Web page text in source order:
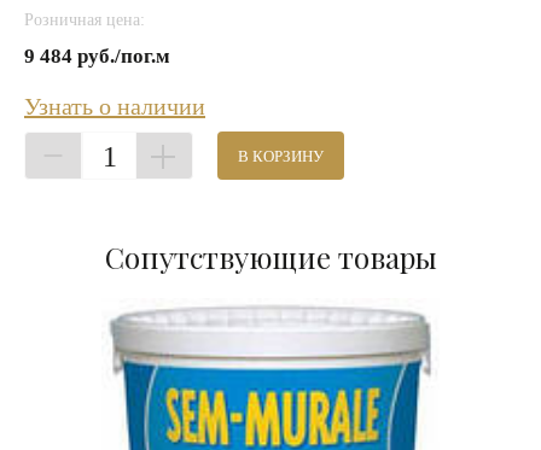
Розничная цена:
9 484 руб./пог.м
Узнать о наличии
1 В КОРЗИНУ
Сопутствующие товары